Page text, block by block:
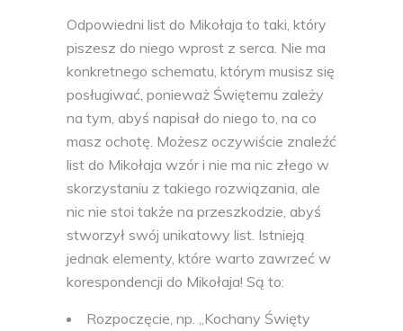
Odpowiedni list do Mikołaja to taki, który
piszesz do niego wprost z serca. Nie ma
konkretnego schematu, którym musisz się
posługiwać, ponieważ Świętemu zależy
na tym, abyś napisał do niego to, na co
masz ochotę. Możesz oczywiście znaleźć
list do Mikołaja wzór i nie ma nic złego w
skorzystaniu z takiego rozwiązania, ale
nic nie stoi także na przeszkodzie, abyś
stworzył swój unikatowy list. Istnieją
jednak elementy, które warto zawrzeć w
korespondencji do Mikołaja! Są to:
Rozpoczęcie, np. „Kochany Święty